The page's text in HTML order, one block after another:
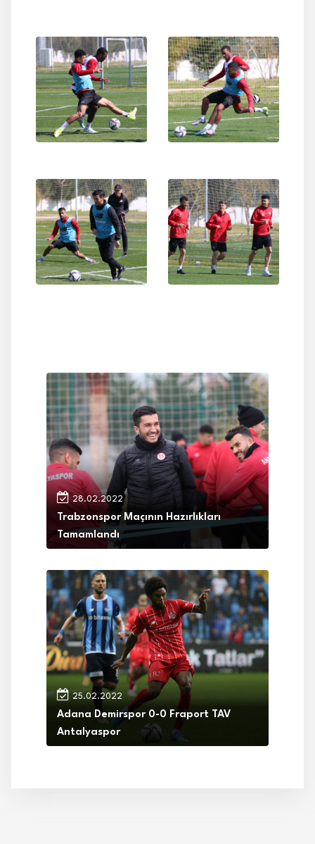
28.02.2022
Trabzonspor Maçının Hazırlıkları
Tamamlandı
25.02.2022
Adana Demirspor 0-0 Fraport TAV
Antalyaspor